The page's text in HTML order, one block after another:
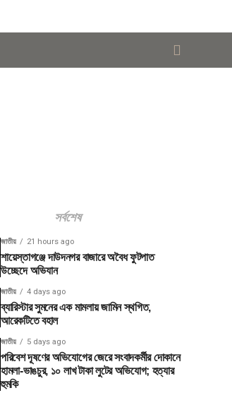
সর্বশেষ
জাতীয় 21 hours ago
শায়েস্তাগঞ্জে দাউদনগর বাজারে অবৈধ ফুটপাত
উচ্ছেদে অভিযান
জাতীয় 4 days ago
ব্যারিস্টার সুমনের এক মামলায় জামিন স্থগিত,
আরেকটিতে বহাল
জাতীয় 5 days ago
পরিবেশ দূষণের অভিযোগের জেরে সংবাদকর্মীর দোকানে
হামলা-ভাঙচুর, ১০ লাখ টাকা লুটের অভিযোগ; হত্যার
হুমকি